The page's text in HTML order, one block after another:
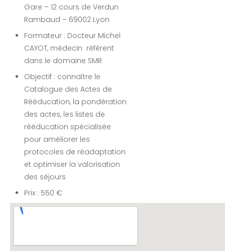
Gare – 12 cours de Verdun
Rambaud – 69002 Lyon
Formateur : Docteur Michel
CAYOT, médecin référent
dans le domaine SMR
Objectif : connaître le
Catalogue des Actes de
Rééducation, la pondération
des actes, les listes de
rééducation spécialisée
pour améliorer les
protocoles de réadaptation
et optimiser la valorisation
des séjours
Prix : 550 €